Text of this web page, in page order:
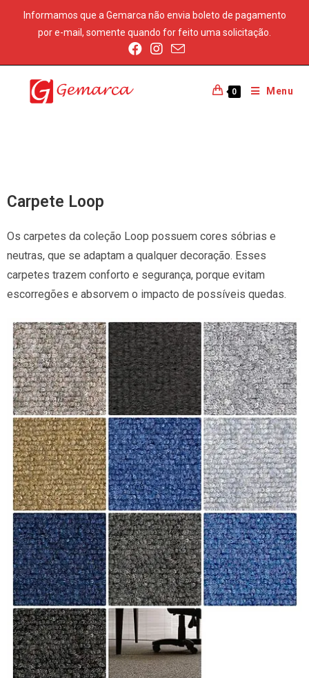
Informamos que a Gemarca não envia boleto de pagamento
por e-mail, somente quando for feito uma solicitação.
0 Menu
Carpete Loop
Os carpetes da coleção Loop possuem cores sóbrias e
neutras, que se adaptam a qualquer decoração. Esses
carpetes trazem conforto e segurança, porque evitam
escorregões e absorvem o impacto de possíveis quedas.